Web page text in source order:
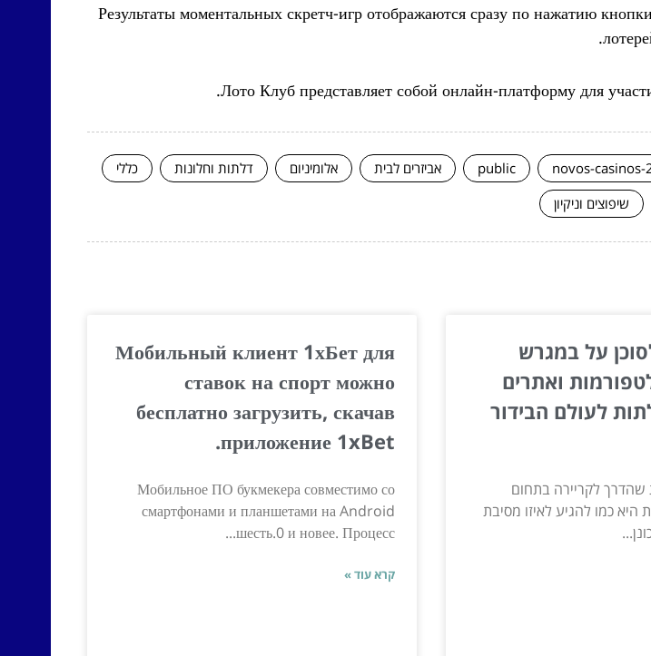
Результаты моментальных скретч-игр отображаются сразу по нажатию
Лото Клуб представляет собой онлайн-платформу для
novos-casinos-
public אביזרים לבית אלומיניום דלתות וחלונות
כללי
שיפוצים וניקיון
על במגרש
ואתרים
לעולם הבידור
לקריירה בתחום
כמו להגיע לאיזו מסיבת
Мобильный клиент 1хБет для
ставок на спорт можно
бесплатно загрузить, скачав
приложение 1xBet.
Мобильное ПО букмекера совместимо со
смартфонами и планшетами на Android
шесть.0 и новее. Процесс...
קרא עוד »